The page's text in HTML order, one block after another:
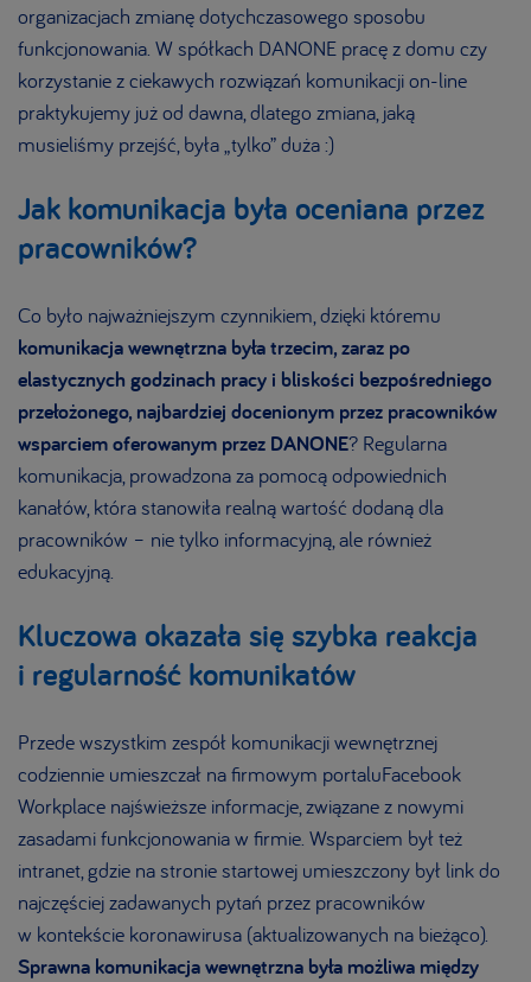
organizacjach zmianę dotychczasowego sposobu
funkcjonowania. W spółkach DANONE pracę z domu czy
korzystanie z ciekawych rozwiązań komunikacji on-line
praktykujemy już od dawna, dlatego zmiana, jaką
musieliśmy przejść, była „tylko” duża :)
Jak komunikacja była oceniana przez
pracowników?
Co było najważniejszym czynnikiem, dzięki któremu
komunikacja wewnętrzna była trzecim, zaraz po
elastycznych godzinach pracy i bliskości bezpośredniego
przełożonego, najbardziej docenionym przez pracowników
wsparciem oferowanym przez DANONE? Regularna
komunikacja, prowadzona za pomocą odpowiednich
kanałów, która stanowiła realną wartość dodaną dla
pracowników – nie tylko informacyjną, ale również
edukacyjną.
Kluczowa okazała się szybka reakcja
i regularność komunikatów
Przede wszystkim zespół komunikacji wewnętrznej
codziennie umieszczał na firmowym portaluFacebook
Workplace najświeższe informacje, związane z nowymi
zasadami funkcjonowania w firmie. Wsparciem był też
intranet, gdzie na stronie startowej umieszczony był link do
najczęściej zadawanych pytań przez pracowników
w kontekście koronawirusa (aktualizowanych na bieżąco).
Sprawna komunikacja wewnętrzna była możliwa między